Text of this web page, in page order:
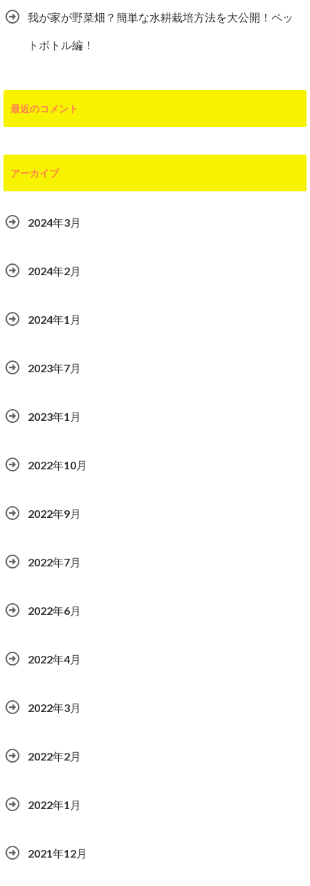
我が家が野菜畑？簡単な水耕栽培方法を大公開！ペッ
トボトル編！
最近のコメント
アーカイブ
2024年3月
2024年2月
2024年1月
2023年7月
2023年1月
2022年10月
2022年9月
2022年7月
2022年6月
2022年4月
2022年3月
2022年2月
2022年1月
2021年12月